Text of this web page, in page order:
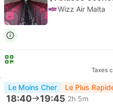
Wizz Air Malta
Taxes
Le Moins Cher Le Plus
18:40 19:45 2h 5m